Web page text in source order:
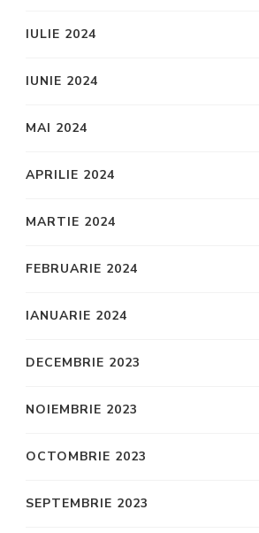
IULIE 2024
IUNIE 2024
MAI 2024
APRILIE 2024
MARTIE 2024
FEBRUARIE 2024
IANUARIE 2024
DECEMBRIE 2023
NOIEMBRIE 2023
OCTOMBRIE 2023
SEPTEMBRIE 2023